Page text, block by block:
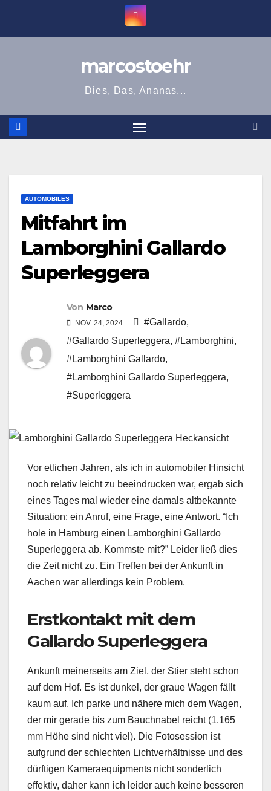
marcostoehr
Dies, Das, Ananas...
AUTOMOBILES
Mitfahrt im
Lamborghini Gallardo
Superleggera
Von Marco
NOV. 24, 2024 #Gallardo,
#Gallardo Superleggera, #Lamborghini,
#Lamborghini Gallardo,
#Lamborghini Gallardo Superleggera,
#Superleggera
Vor etlichen Jahren, als ich in automobiler Hinsicht
noch relativ leicht zu beeindrucken war, ergab sich
eines Tages mal wieder eine damals altbekannte
Situation: ein Anruf, eine Frage, eine Antwort. “Ich
hole in Hamburg einen Lamborghini Gallardo
Superleggera ab. Kommste mit?” Leider ließ dies
die Zeit nicht zu. Ein Treffen bei der Ankunft in
Aachen war allerdings kein Problem.
Erstkontakt mit dem
Gallardo Superleggera
Ankunft meinerseits am Ziel, der Stier steht schon
auf dem Hof. Es ist dunkel, der graue Wagen fällt
kaum auf. Ich parke und nähere mich dem Wagen,
der mir gerade bis zum Bauchnabel reicht (1.165
mm Höhe sind nicht viel). Die Fotosession ist
aufgrund der schlechten Lichtverhältnisse und des
dürftigen Kameraequipments nicht sonderlich
effektiv, daher kann ich leider auch keine besseren